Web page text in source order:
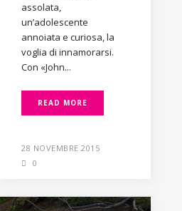
assolata,
un’adolescente
annoiata e curiosa, la
voglia di innamorarsi.
Con «John...
READ MORE
28 NOVEMBRE 2015
0